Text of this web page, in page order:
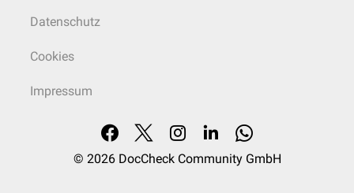
Datenschutz
Cookies
Impressum
© 2026 DocCheck Community GmbH